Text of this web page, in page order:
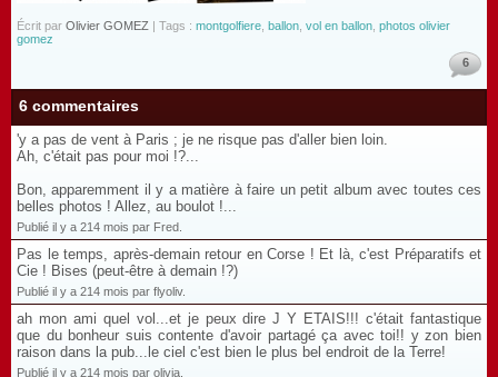
Écrit par Olivier GOMEZ | Tags : montgolfiere ballon vol en ballon photos olivier
gomez
6
6 commentaires
'y a pas de vent à Paris ; je ne risque pas d'aller bien loin.
Ah, c'était pas pour moi !?...
Bon, apparemment il y a matière à faire un petit album avec toutes ces
belles photos ! Allez, au boulot !...
Publié il y a 214 mois par Fred.
Pas le temps, après-demain retour en Corse ! Et là, c'est Préparatifs et
Cie ! Bises (peut-être à demain !?)
Publié il y a 214 mois par flyoliv.
ah mon ami quel vol...et je peux dire J Y ETAIS!!! c'était fantastique
que du bonheur suis contente d'avoir partagé ça avec toi!! y zon bien
raison dans la pub...le ciel c'est bien le plus bel endroit de la Terre!
Publié il y a 214 mois par olivia.